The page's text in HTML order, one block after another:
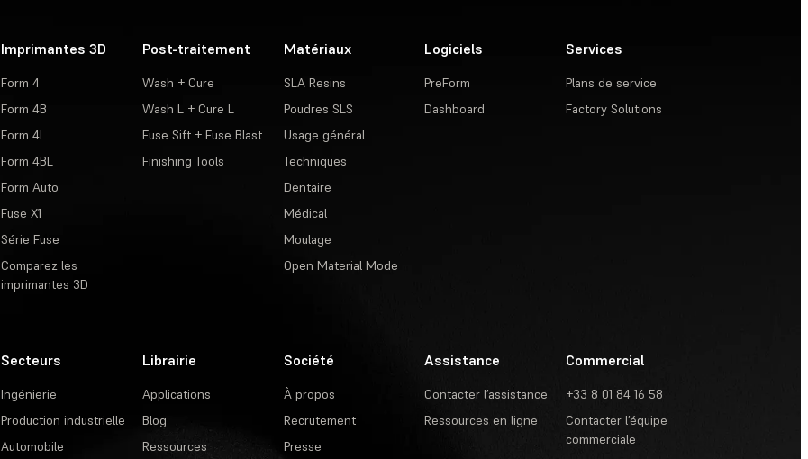
Imprimantes 3D
Form 4
Form 4B
Form 4L
Form 4BL
Form Auto
Fuse X1
Série Fuse
Comparez les
imprimantes 3D
Post-traitement
Wash + Cure
Wash L + Cure L
Fuse Sift + Fuse Blast
Finishing Tools
Matériaux
SLA Resins
Poudres SLS
Usage général
Techniques
Dentaire
Médical
Moulage
Open Material Mode
Logiciels
PreForm
Dashboard
Services
Plans de service
Factory Solutions
Secteurs
Ingénierie
Production industrielle
Automobile
Librairie
Applications
Blog
Ressources
Société
À propos
Recrutement
Presse
Assistance
Contacter l’assistance
Ressources en ligne
Commercial
+33 8 01 84 16 58
Contacter l’équipe
commerciale